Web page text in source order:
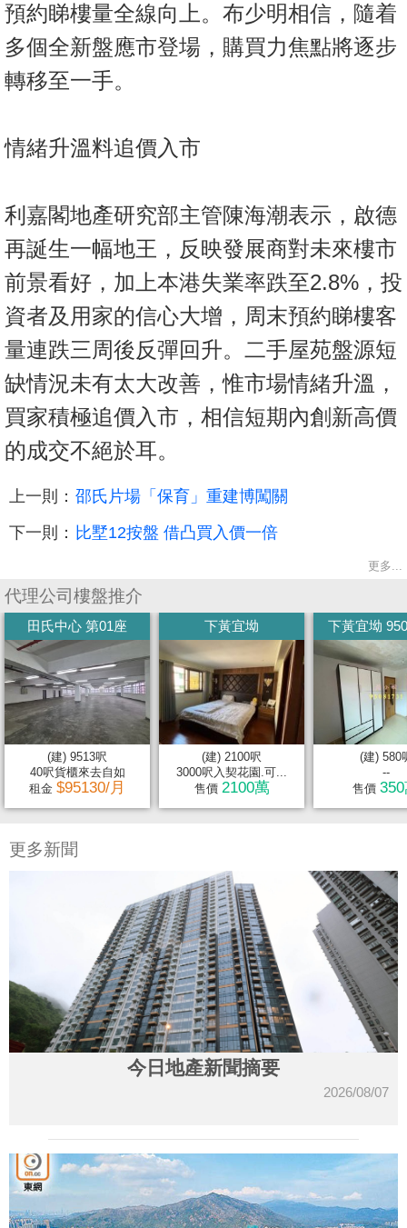
預約睇樓量全線向上。布少明相信，隨着
多個全新盤應市登場，購買力焦點將逐步
轉移至一手。
情緒升溫料追價入市
利嘉閣地產研究部主管陳海潮表示，啟德
再誕生一幅地王，反映發展商對未來樓市
前景看好，加上本港失業率跌至2.8%，投
資者及用家的信心大增，周末預約睇樓客
量連跌三周後反彈回升。二手屋苑盤源短
缺情況未有太大改善，惟市場情緒升溫，
買家積極追價入市，相信短期內創新高價
的成交不絕於耳。
上一則： 邵氏片場「保育」重建博闖關
下一則： 比墅12按盤 借凸買入價一倍
更多...
代理公司樓盤推介
田氏中心 第01座
(建) 9513呎
40呎貨櫃來去自如
租金 $95130/月
下黃宜坳
(建) 2100呎
3000呎入契花園.可...
售價 2100萬
下黃宜坳
(建) 580
--
售價
更多新聞
今日地產新聞摘要
2026/08/07